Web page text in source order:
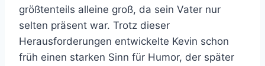
größtenteils alleine groß, da sein Vater nur
selten präsent war. Trotz dieser
Herausforderungen entwickelte Kevin schon
früh einen starken Sinn für Humor, der später